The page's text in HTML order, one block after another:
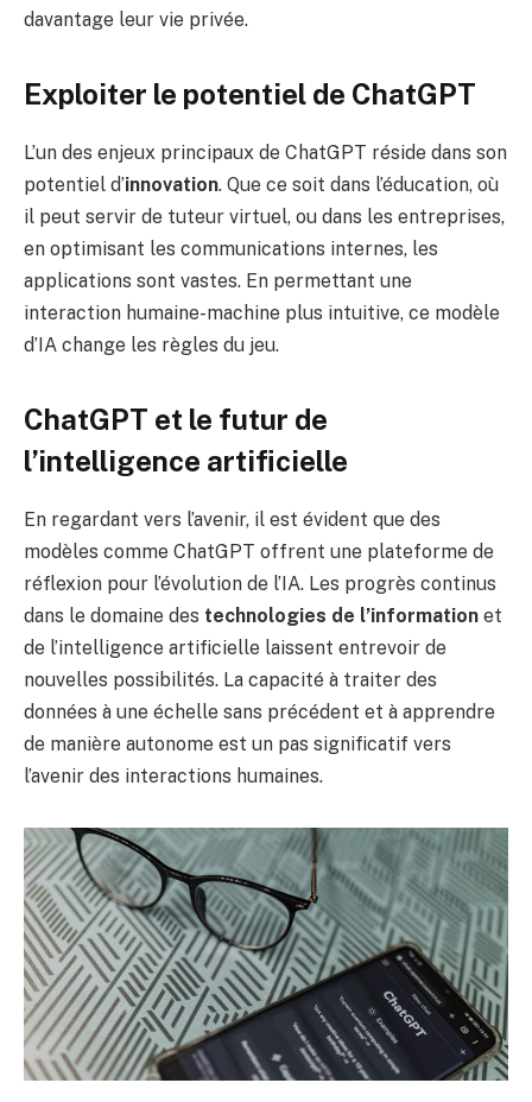
davantage leur vie privée.
Exploiter le potentiel de ChatGPT
L’un des enjeux principaux de ChatGPT réside dans son
potentiel d’innovation. Que ce soit dans l’éducation, où
il peut servir de tuteur virtuel, ou dans les entreprises,
en optimisant les communications internes, les
applications sont vastes. En permettant une
interaction humaine-machine plus intuitive, ce modèle
d’IA change les règles du jeu.
ChatGPT et le futur de
l’intelligence artificielle
En regardant vers l’avenir, il est évident que des
modèles comme ChatGPT offrent une plateforme de
réflexion pour l’évolution de l’IA. Les progrès continus
dans le domaine des technologies de l’information et
de l’intelligence artificielle laissent entrevoir de
nouvelles possibilités. La capacité à traiter des
données à une échelle sans précédent et à apprendre
de manière autonome est un pas significatif vers
l’avenir des interactions humaines.